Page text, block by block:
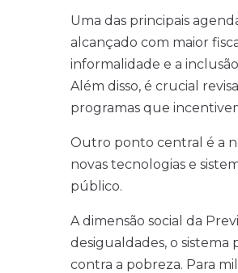
Uma das principais
alcançado com maior
informalidade e a
Além disso, é crucial
programas que
Outro ponto central é a
novas tecnologias e
público.
A dimensão social da
desigualdades, o
contra a pobreza. Para